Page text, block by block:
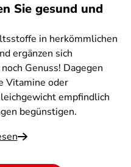
Sie gesund und
in herkömmlichen
ergänzen sich
Genuss! Dagegen
Vitamine oder
empfindlich
begünstigen.